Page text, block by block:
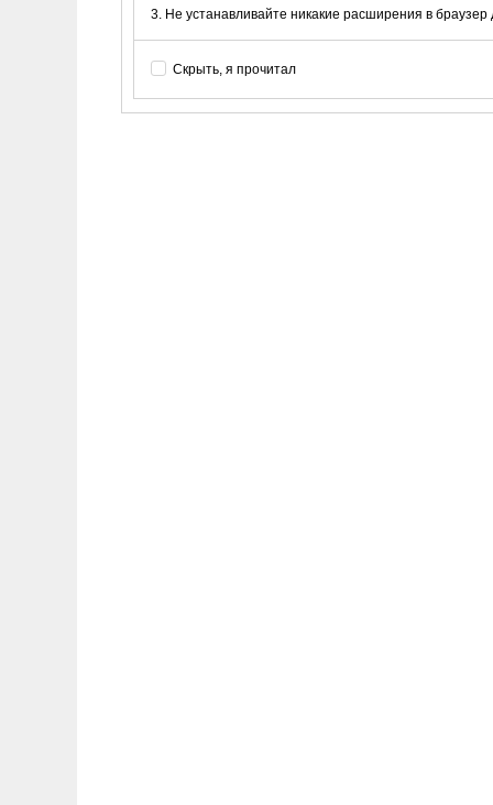
Не устанавливайте никакие расширения в
Скрыть, я прочитал